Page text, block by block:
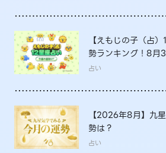
【えもじの子（占
勢ランキング！8月
は？
占い
【2026年8月】九
勢は？
占い